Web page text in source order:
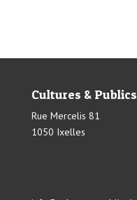
Cultures & Publics
Rue Mercelis 81
1050 Ixelles